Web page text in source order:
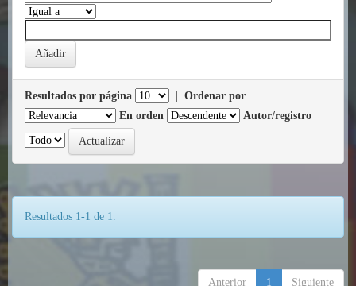
Resultados por página
Ordenar por
En orden
Autor/registro
Resultados 1-1 de 1.
Anterior 1 Siguiente